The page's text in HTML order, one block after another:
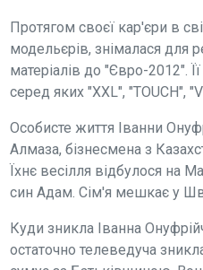
Протягом своєї кар'єри в
модельєрів, знімалася для
матеріалів до "Євро-2012".
серед яких "XXL", "TOUCH",
Особисте життя Іванни
Алмаза, бізнесмена з
Їхнє весілля відбулося на
син Адам. Сім'я мешкає у
Куди зникла Іванна
остаточно телеведуча